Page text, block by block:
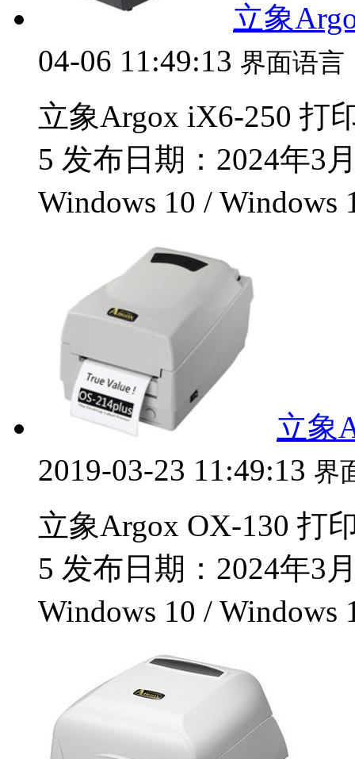
立象
04-06 11:49:13 界面语言
立象Argox iX6-250 打
5 发布日期：2024年3
Windows 10 / Windows
立象
2019-03-23 11:49:13 界
立象Argox OX-130 打
5 发布日期：2024年3
Windows 10 / Windows